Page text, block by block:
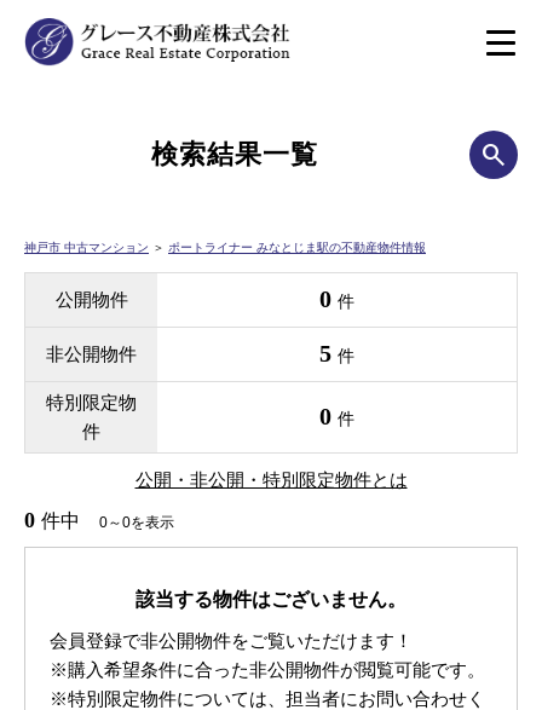
検索結果一覧
神戸市 中古マンション ＞ ポートライナー みなとじま駅の不動産物件情報
公開物件 0 件
非公開物件 5 件
特別限定物
件
0 件
公開・非公開・特別限定物件とは
0 件中 0～0を表示
該当する物件はございません。
会員登録で非公開物件をご覧いただけます！
※購入希望条件に合った非公開物件が閲覧可能です。
※特別限定物件については、担当者にお問い合わせく